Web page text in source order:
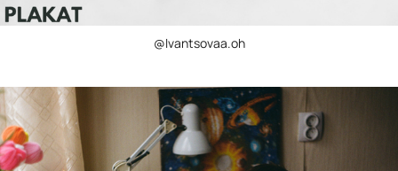
@Ivantsovaa.oh